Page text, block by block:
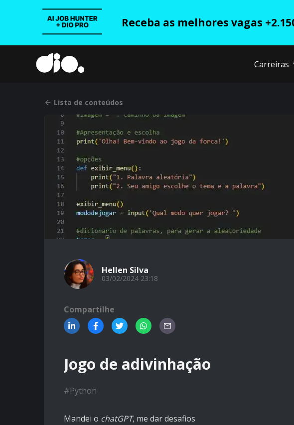
Receba as melhores vagas
Carreiras
Lista de conteúdos
Hellen Silva
03/02/2024 23:18
Compartilhe
Jogo de adivinhação
#Python
Mandei o chatGPT, me dar desafios